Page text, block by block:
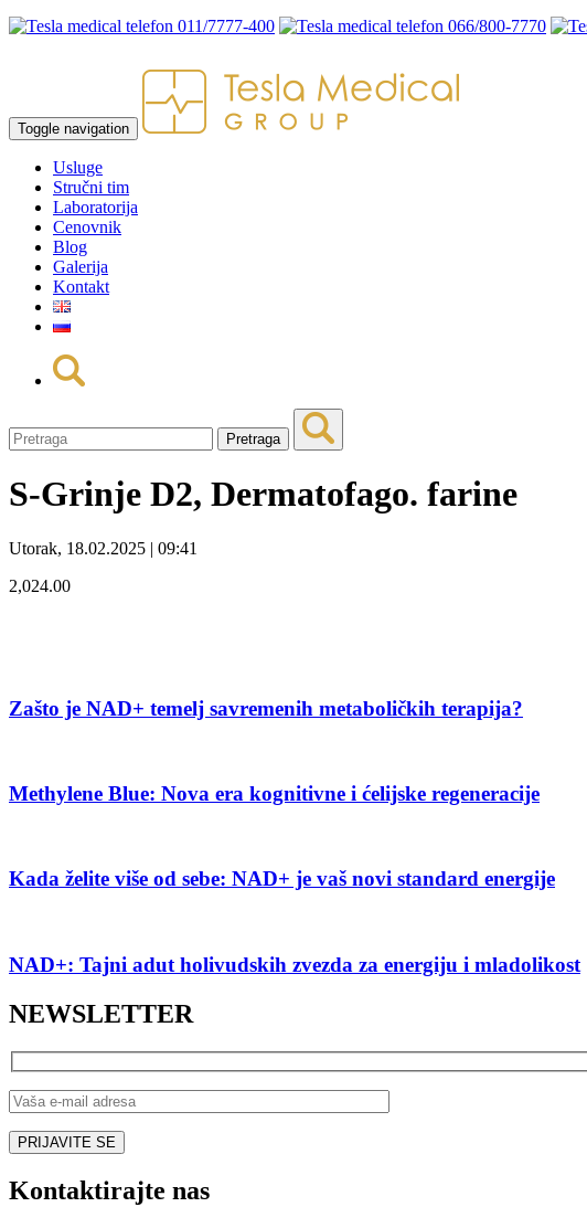
011/7777-400 066/800-7770
Toggle navigation
Usluge
Stručni tim
Laboratorija
Cenovnik
Blog
Galerija
Kontakt
Pretraga
S-Grinje D2, Dermatofago. farine
Utorak, 18.02.2025 | 09:41
2,024.00
Zašto je NAD+ temelj savremenih metaboličkih terapija?
Methylene Blue: Nova era kognitivne i ćelijske regeneracije
Kada želite više od sebe: NAD+ je vaš novi standard energije
NAD+: Tajni adut holivudskih zvezda za energiju i mladolikost
NEWSLETTER
Kontaktirajte nas